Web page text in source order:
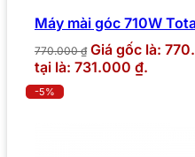
Máy mài góc 710W
770.000₫ Giá gốc là:
tại là: 731.000 ₫.
-5%